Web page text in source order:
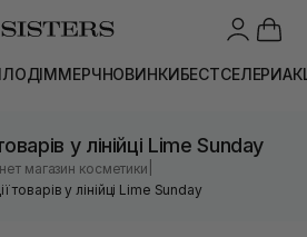
ДІММЕРЧНОВИНКИБЕСТСЕЛЕРИ
у лінійці Lime Sunday
магазин косметики
товарів у лінійці Lime Sunday